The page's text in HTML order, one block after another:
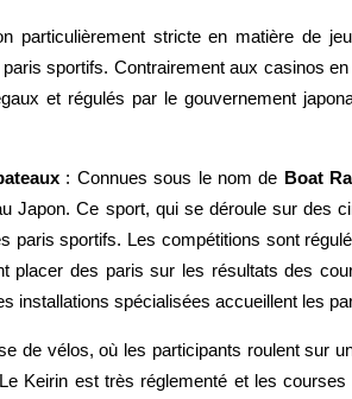
particulièrement stricte en matière de
sportifs. Contrairement aux casinos
et régulés par le gouvernement
: Connues sous le nom de Boat
Japon. Ce sport, qui se déroule sur des
paris sportifs. Les compétitions sont
placer des paris sur les résultats des
installations spécialisées accueillent les
de vélos, où les participants roulent sur
Keirin est très réglementé et les